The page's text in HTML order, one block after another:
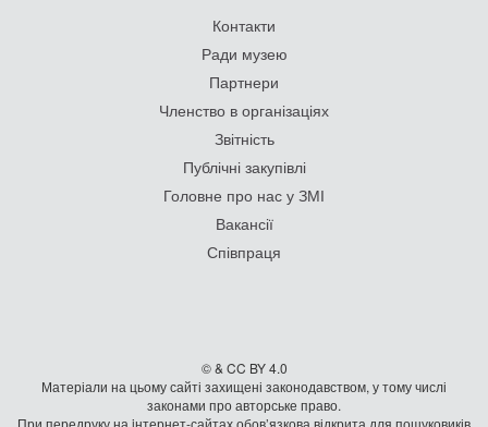
Контакти
Ради музею
Партнери
Членство в організаціях
Звітність
Публічні закупівлі
Головне про нас у ЗМІ
Вакансії
Співпраця
© & CC BY 4.0
Матеріали на цьому сайті захищені законодавством, у тому числі
законами про авторське право.
При передруку на iнтернет-сайтах обов’язкова відкрита для пошуковиків